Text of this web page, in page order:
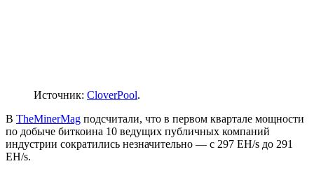
Источник: CloverPool.
В TheMinerMag подсчитали, что в первом квартале мощности
по добыче биткоина 10 ведущих публичных компаний
индустрии сократились незначительно — с 297 EH/s до 291
EH/s.